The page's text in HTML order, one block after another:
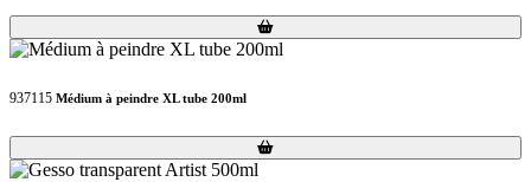
Loading...
Loading...
937115 Médium à peindre XL tube 200ml
Loading...
Loading...